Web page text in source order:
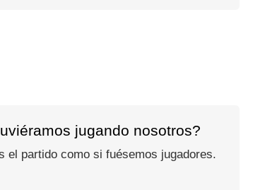
jugando nosotros?
el partido como si fuésemos jugadores.